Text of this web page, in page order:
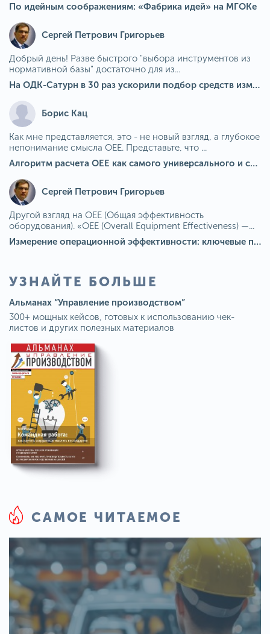
По идейным соображениям: «Фабрика идей» на МГОКе
Сергей Петрович Григорьев
Добрый день! Разве быстрого "выбора инструментов из
нормативной базы" достаточно для из...
На ОДК-Сатурн в 30 раз ускорили подбор средств измерения для контроля качества продукции
Борис Кац
Как мне представляется, это - не новый взгляд, а глубокое
непонимание смысла OEE. Представьте, что ...
Алгоритм расчета ОЕЕ как самого универсального и современного показателя эффективности оборудования в мире
Сергей Петрович Григорьев
Другой взгляд на OEE (Общая эффективность
оборудования). «OEE (Overall Equipment Effectiveness) —...
Измерение операционной эффективности: ключевые показатели для непрерывного совершенствования
УЗНАЙТЕ БОЛЬШЕ
Альманах “Управление производством”
300+ мощных кейсов, готовых к использованию чек-
листов и других полезных материалов
САМОЕ ЧИТАЕМОЕ